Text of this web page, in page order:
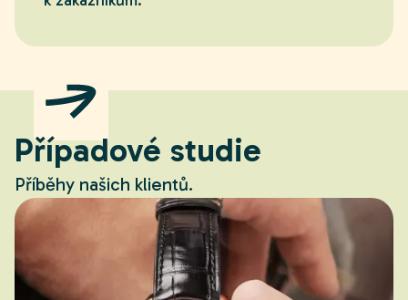
Případové studie
Příběhy našich klientů.